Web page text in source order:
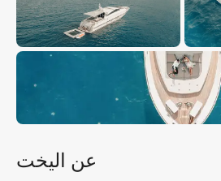
عن اليخت